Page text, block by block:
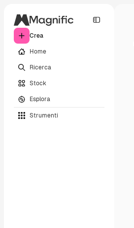
Crea
Home
Ricerca
Stock
Esplora
Strumenti